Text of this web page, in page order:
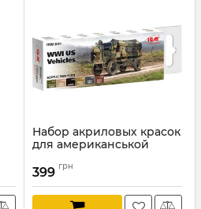
Набор акриловых красок
для американськой
Артикул:
399 грн